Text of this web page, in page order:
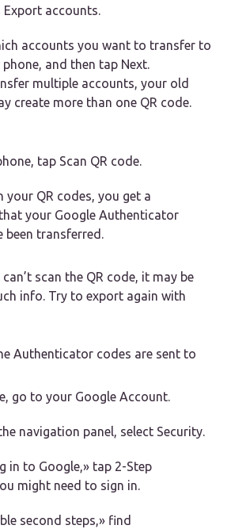
Export accounts.
accounts you want to transfer to
and then tap Next.
multiple accounts, your old
create more than one QR code.
tap Scan QR code.
your QR codes, you get a
your Google Authenticator
been transferred.
scan the QR code, it may be
info. Try to export again with
Authenticator codes are sent to
go to your Google Account.
navigation panel, select Security.
in to Google,» tap 2-Step
might need to sign in.
second steps,» find